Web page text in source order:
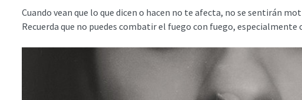
Cuando vean que lo que dicen o hacen no te afecta, no se sentirán
Recuerda que no puedes combatir el fuego con fuego,